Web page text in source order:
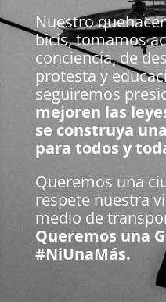
Nuestro
bicis, tomamos
conciencia, de
protesta y
seguiremos
mejoren las
se construya
para todos y
Queremos una
respete nuestra
medio de
Queremos una
#NiUnaMás.